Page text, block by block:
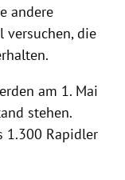
andere
versuchen, die
am 1. Mai
stehen.
1.300 Rapidler